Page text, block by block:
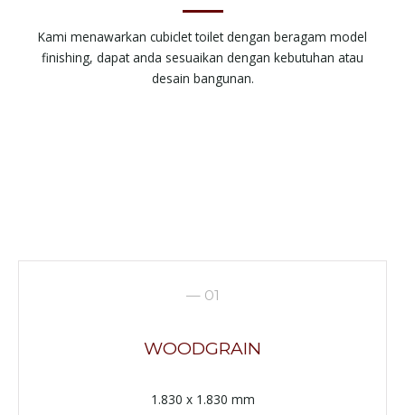
Kami menawarkan cubiclet toilet dengan beragam model
finishing, dapat anda sesuaikan dengan kebutuhan atau
desain bangunan.
— 01
WOODGRAIN
1.830 x 1.830 mm